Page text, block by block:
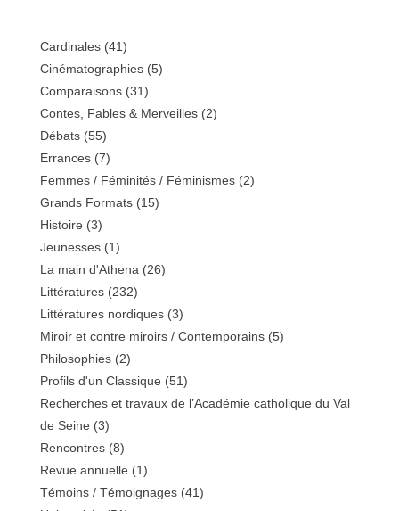
Cardinales(41)
Cinématographies(5)
Comparaisons(31)
Contes, Fables & Merveilles(2)
Débats(55)
Errances(7)
Femmes / Féminités / Féminismes(2)
Grands Formats(15)
Histoire (3)
Jeunesses(1)
La main d'Athena (26)
Littératures(232)
Littératures nordiques(3)
Miroir et contre miroirs / Contemporains(5)
Philosophies(2)
Profils d'un Classique (51)
Recherches et travaux de l’Académie catholique du Val
de Seine (3)
Rencontres(8)
Revue annuelle (1)
Témoins / Témoignages(41)